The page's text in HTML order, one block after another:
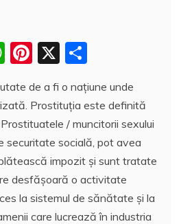
W
at
s
A
p
p
Pi
er
e
st
X
rt
aj
e
a
z
ă
de a fi o națiune unde
Prostituția este definită
/ muncitorii sexului
securitate socială, pot avea
impozit și sunt tratate
desfășoară o activitate
la sistemul de sănătate și la
care lucrează în industria